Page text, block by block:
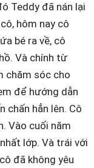
Teddy đã nán lại
hôm nay cô
bé ra về, cô
Và chính từ
chăm sóc cho
để hướng dẫn
chấn hẳn lên. Cô
Vào cuối năm
lớp. Và trái với
đã không yêu